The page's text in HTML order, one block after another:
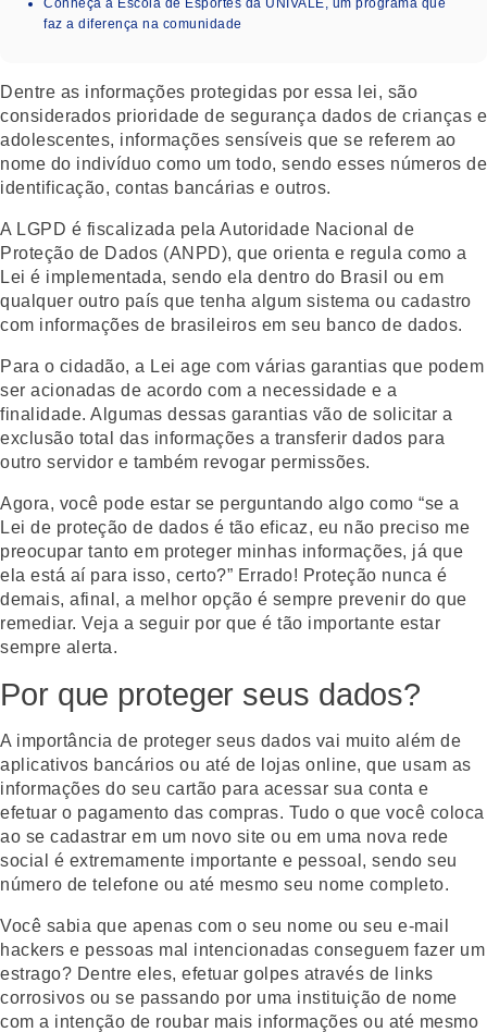
faz a diferença na comunidade
Dentre as informações protegidas por essa lei, são
considerados prioridade de segurança dados de crianças e
adolescentes, informações sensíveis que se referem ao
nome do indivíduo como um todo, sendo esses números de
identificação, contas bancárias e outros.
A LGPD é fiscalizada pela Autoridade Nacional de
Proteção de Dados (ANPD), que orienta e regula como a
Lei é implementada, sendo ela dentro do Brasil ou em
qualquer outro país que tenha algum sistema ou cadastro
com informações de brasileiros em seu banco de dados.
Para o cidadão, a Lei age com várias garantias que podem
ser acionadas de acordo com a necessidade e a
finalidade. Algumas dessas garantias vão de solicitar a
exclusão total das informações a transferir dados para
outro servidor e também revogar permissões.
Agora, você pode estar se perguntando algo como “se a
Lei de proteção de dados é tão eficaz, eu não preciso me
preocupar tanto em proteger minhas informações, já que
ela está aí para isso, certo?” Errado! Proteção nunca é
demais, afinal, a melhor opção é sempre prevenir do que
remediar. Veja a seguir por que é tão importante estar
sempre alerta.
Por que proteger seus dados?
A importância de proteger seus dados vai muito além de
aplicativos bancários ou até de lojas online, que usam as
informações do seu cartão para acessar sua conta e
efetuar o pagamento das compras. Tudo o que você coloca
ao se cadastrar em um novo site ou em uma nova rede
social é extremamente importante e pessoal, sendo seu
número de telefone ou até mesmo seu nome completo.
Você sabia que apenas com o seu nome ou seu e-mail
hackers e pessoas mal intencionadas conseguem fazer um
estrago? Dentre eles, efetuar golpes através de links
corrosivos ou se passando por uma instituição de nome
com a intenção de roubar mais informações ou até mesmo